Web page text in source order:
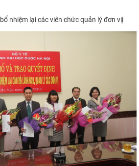
bổ nhiệm lại các viên chức quản lý đơn vịị